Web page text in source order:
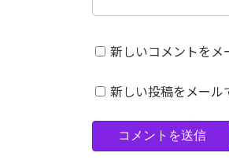
新しいコメントをメ
新しい投稿をメール